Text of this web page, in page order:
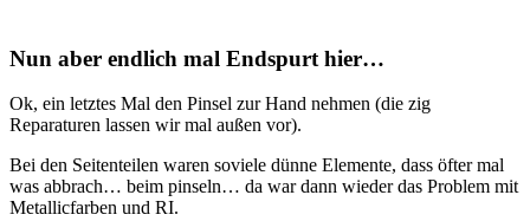
Nun aber endlich mal Endspurt hier…
Ok, ein letztes Mal den Pinsel zur Hand nehmen (die zig
Reparaturen lassen wir mal außen vor).
Bei den Seitenteilen waren soviele dünne Elemente, dass öfter mal
was abbrach… beim pinseln… da war dann wieder das Problem mit
Metallicfarben und RI.